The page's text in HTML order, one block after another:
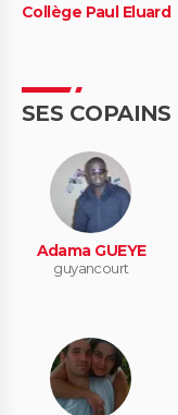
Collège Paul Eluard
SES COPAINS
Adama GUEYE
guyancourt